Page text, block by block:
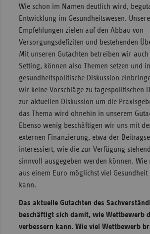
Wie schon im Namen deutlich wird,
Entwicklung im Gesundheitswesen.
Empfehlungen zielen auf den Abbau von
Versorgungsdefiziten und bestehenden
Mit unseren Gutachten betreiben wir
Setting, können also Themen setzen und
gesundheitspolitische Diskussion
wir keine Vorschläge zu tagespolitischen
zur aktuellen Diskussion um die
das Thema wird ohnehin in unserem
Ebenso wenig beschäftigen wir uns mit
externen Finanzierung, etwa der
interessiert, wie die zur Verfügung
sinnvoll ausgegeben werden können. Wie
aus einem Euro möglichst viel Gesundheit
kann.
Das aktuelle Gutachten des
beschäftigt sich damit, wie Wettbewerb
verbessern kann. Wie viel Wettbewerb